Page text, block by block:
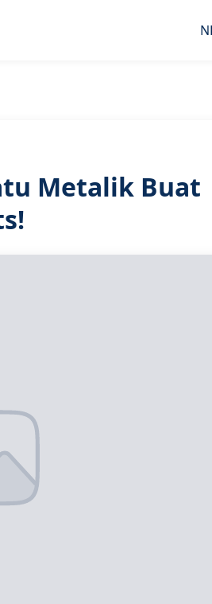
Metalik Buat